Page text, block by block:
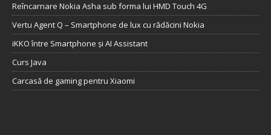
Reîncarnare Nokia Asha sub forma lui HMD Touch 4G
Vertu Agent Q – Smartphone de lux cu rădăcini Nokia
iKKO între Smartphone și AI Assistant
Curs Java
Carcasă de gaming pentru Xiaomi